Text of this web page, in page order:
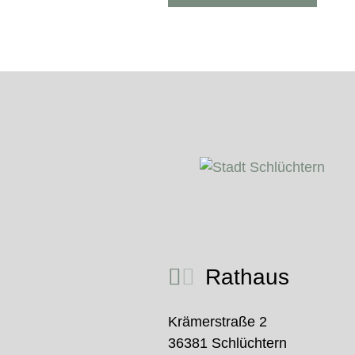
Rathaus
Krämerstraße 2
36381 Schlüchtern